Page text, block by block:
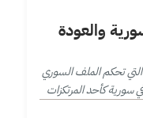
والعودة
تحكم الملف السوري
سورية كأحد المرتكزات
الآمنة للاجئين…